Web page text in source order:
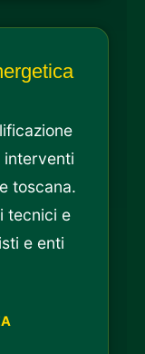
interventi
toscana.
tecnici e
e enti